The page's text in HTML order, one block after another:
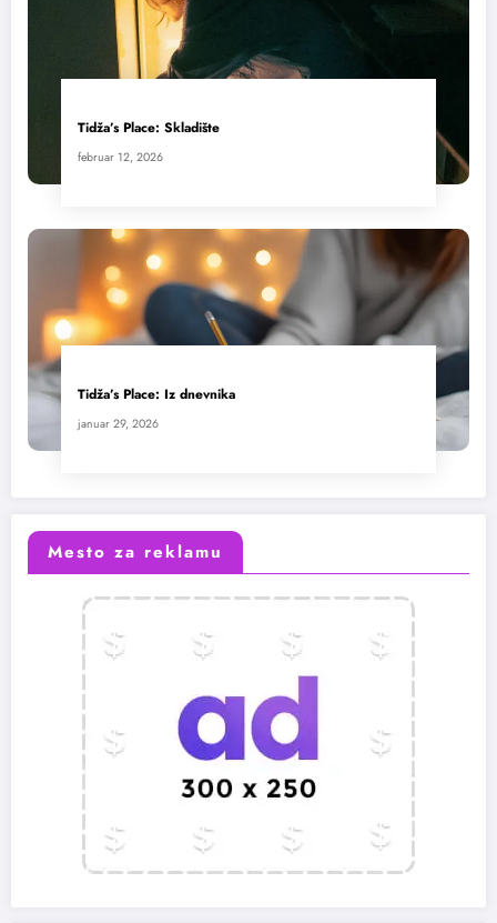
Tidža’s Place: Skladište
februar 12, 2026
Tidža’s Place: Iz dnevnika
januar 29, 2026
Mesto za reklamu